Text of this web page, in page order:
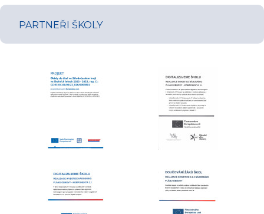
PARTNEŘI ŠKOLY